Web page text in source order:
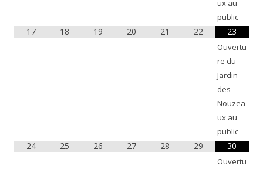
ux au
public
17 18 19 20 21 22 23
Ouvertu
re du
Jardin
des
Nouzea
ux au
public
24 25 26 27 28 29 30
Ouvertu